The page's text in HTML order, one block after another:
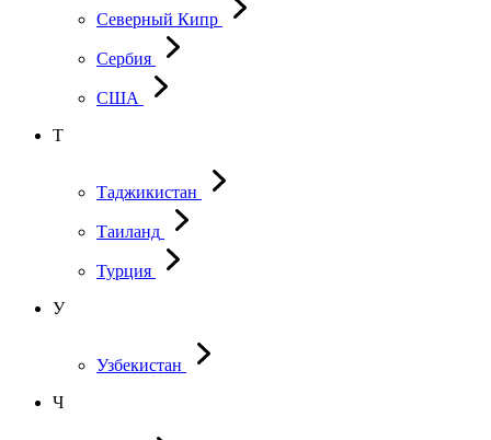
Северный Кипр
Сербия
США
Т
Таджикистан
Таиланд
Турция
У
Узбекистан
Ч